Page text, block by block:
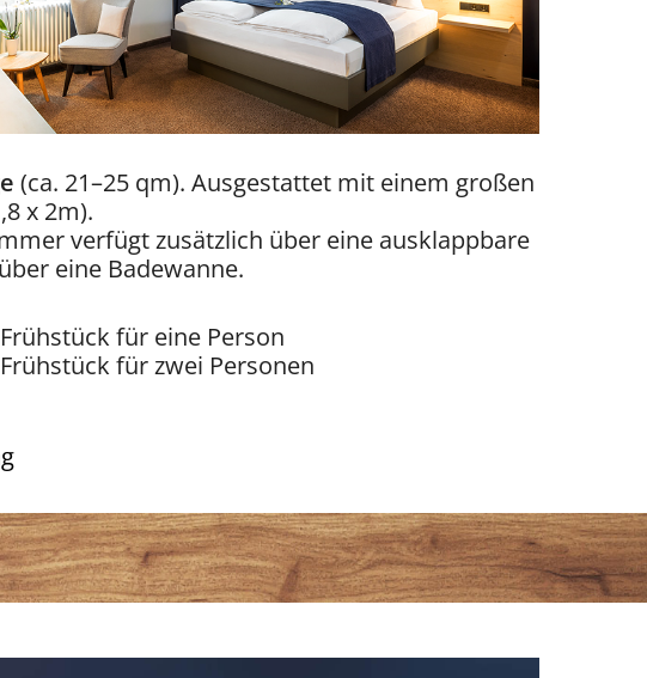
(ca. 21–25 qm). Ausgestattet mit einem großen
x 2m).
verfügt zusätzlich über eine ausklappbare
eine Badewanne.
für eine Person
für zwei Personen